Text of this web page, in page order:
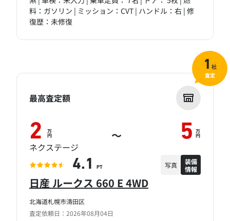
料：ガソリン | ミッション：CVT | ハンドル：右 | 修
復歴：未修復
北海道札幌市清田区
査定依頼日：2026年08月04日
日産 ルークス 660 E 4WD
最高査定額
2 万
円 ～ 5 万
円
ネクステージ
4.1 PT 写真
装備
情報
1 社
査定